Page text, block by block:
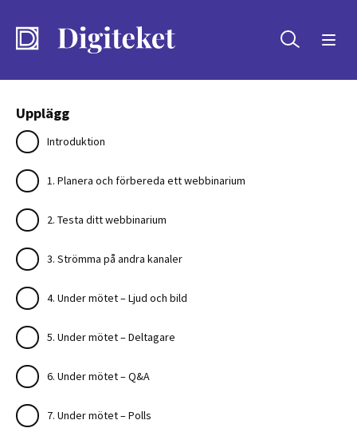
Sök
Upplägg
Introduktion
1. Planera och förbereda ett webbinarium
2. Testa ditt webbinarium
3. Strömma på andra kanaler
4. Under mötet – Ljud och bild
5. Under mötet – Deltagare
6. Under mötet – Q&A
7. Under mötet – Polls